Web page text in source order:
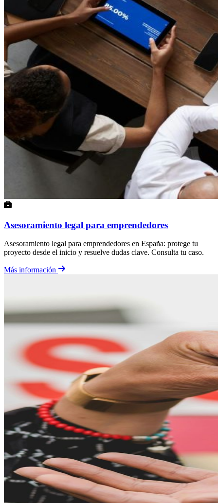
Asesoramiento legal para emprendedores
Asesoramiento legal para emprendedores en España: protege tu
proyecto desde el inicio y resuelve dudas clave. Consulta tu caso.
Más información